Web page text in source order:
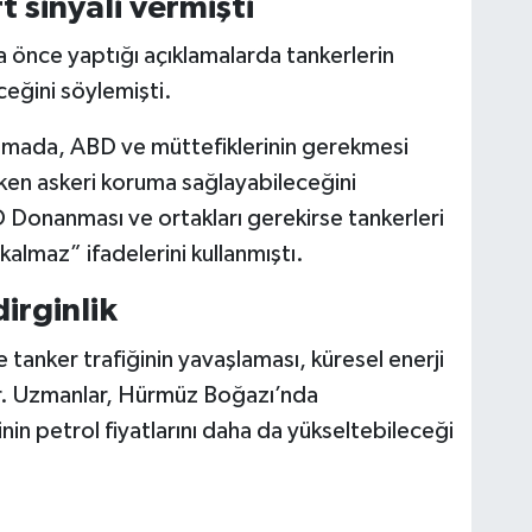
sinyali vermişti
yaptığı açıklamalarda tankerlerin
söylemişti.
ABD ve müttefiklerinin gerekmesi
askeri koruma sağlayabileceğini
ve ortakları gerekirse tankerleri
ifadelerini kullanmıştı.
trafiğinin yavaşlaması, küresel enerji
Hürmüz Boğazı’nda
petrol fiyatlarını daha da yükseltebileceği